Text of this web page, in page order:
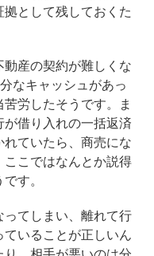
として残しておくた
産の契約が難しくな
なキャッシュがあっ
労したそうです。ま
借り入れの一括返済
ていたら、商売にな
ここではなんとか説得
す。
てしまい、離れて行
いることが正しいん